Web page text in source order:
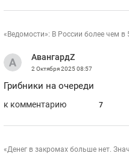
«Ведомости»: В России более чем
АвангардZ
2 Октября 202508:57
Грибники на очереди
к комментарию 7
«Денег в закромах больше нет.
ID вместо